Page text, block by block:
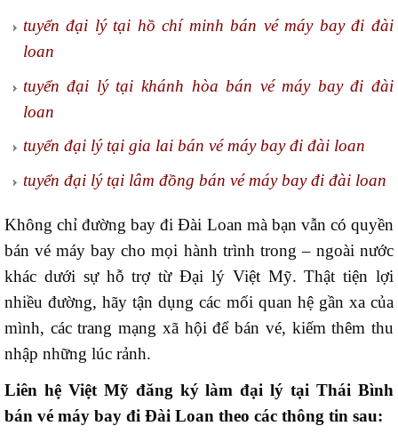
tuyển đại lý tại hồ chí minh bán vé máy bay đi đài
loan
tuyển đại lý tại khánh hòa bán vé máy bay đi đài
loan
tuyển đại lý tại gia lai bán vé máy bay đi đài loan
tuyển đại lý tại lâm đồng bán vé máy bay đi đài loan
Không chỉ đường bay đi Đài Loan mà bạn vẫn có quyền
bán vé máy bay cho mọi hành trình trong – ngoài nước
khác dưới sự hỗ trợ từ Đại lý Việt Mỹ. Thật tiện lợi
nhiều đường, hãy tận dụng các mối quan hệ gần xa của
mình, các trang mạng xã hội để bán vé, kiếm thêm thu
nhập những lúc rảnh.
Liên hệ Việt Mỹ đăng ký làm đại lý tại Thái Bình
bán vé máy bay đi Đài Loan theo các thông tin sau: